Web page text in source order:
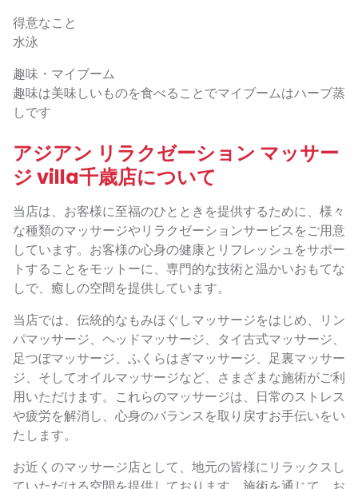
得意なこと
水泳
趣味・マイブーム
趣味は美味しいものを食べることでマイブームはハーブ蒸
しです
アジアン リラクゼーション マッサー
ジ villa千歳店について
当店は、お客様に至福のひとときを提供するために、様々
な種類のマッサージやリラクゼーションサービスをご用意
しています。お客様の心身の健康とリフレッシュをサポー
トすることをモットーに、専門的な技術と温かいおもてな
しで、癒しの空間を提供しています。
当店では、伝統的なもみほぐしマッサージをはじめ、リン
パマッサージ、ヘッドマッサージ、タイ古式マッサージ、
足つぼマッサージ、ふくらはぎマッサージ、足裏マッサー
ジ、そしてオイルマッサージなど、さまざまな施術がご利
用いただけます。これらのマッサージは、日常のストレス
や疲労を解消し、心身のバランスを取り戻すお手伝いをい
たします。
お近くのマッサージ店として、地元の皆様にリラックスし